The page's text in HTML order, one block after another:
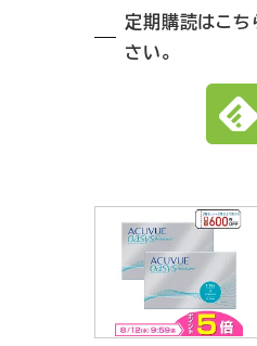
定期購読はこち
さい。